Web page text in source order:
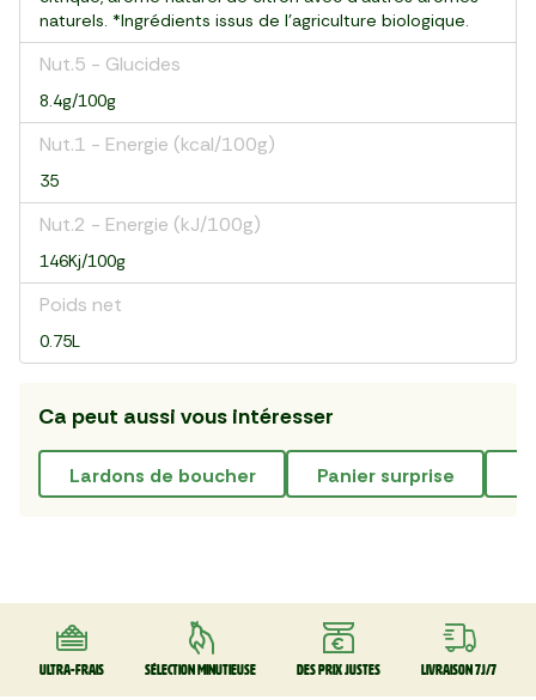
naturels. *Ingrédients issus de l’agriculture biologique.
Nut.5 - Glucides
8.4g/100g
Nut.1 - Energie (kcal/100g)
35
Nut.2 - Energie (kJ/100g)
146Kj/100g
Poids net
0.75L
Ca peut aussi vous intéresser
lardons de boucher panier surprise
Ultra-frais Sélection minutieuse Des prix justes Livraison 7J/7